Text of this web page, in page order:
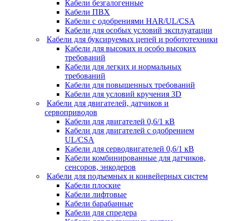
Кабели безгалогенные
Кабели ПВХ
Кабели с одобрениями HAR/UL/CSA
Кабели для особых условий эксплуатации
Кабели для буксируемых цепей и робототехники
Кабели для высоких и особо высоких
требований
Кабели для легких и нормальных
требований
Кабели для повышенных требований
Кабели для условий кручения 3D
Кабели для двигателей, датчиков и
сервоприводов
Кабели для двигателей 0,6/1 кВ
Кабели для двигателей с одобрением
UL/CSA
Кабели для серводвигателей 0,6/1 кВ
Кабели комбинированные для датчиков,
cенсоров, энкодеров
Кабели для подъемных и конвейерных систем
Кабели плоские
Кабели лифтовые
Кабели барабанные
Кабели для спредера